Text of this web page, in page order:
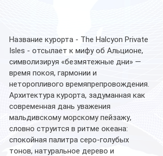
Название курорта - The Halcyon Private
Isles - отсылает к мифу об Альционе,
символизируя «безмятежные дни» —
время покоя, гармонии и
неторопливого времяпрепровождения.
Архитектура курорта, задуманная как
современная дань уважения
мальдивскому морскому пейзажу,
словно струится в ритме океана:
спокойная палитра серо-голубых
тонов, натуральное дерево и